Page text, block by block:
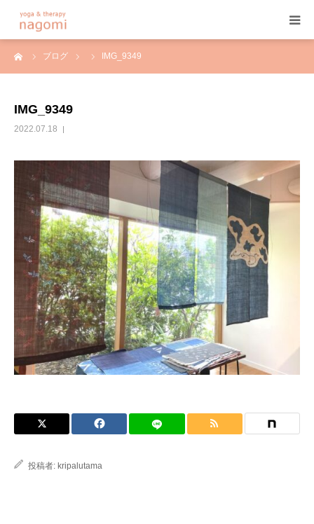
ブログ IMG_9349
IMG_9349
2022.07.18
投稿者: kripalutama
HOME
ヨガセラピー
アーユルヴェーダ
プログラム&料金
ご予約
ブログ